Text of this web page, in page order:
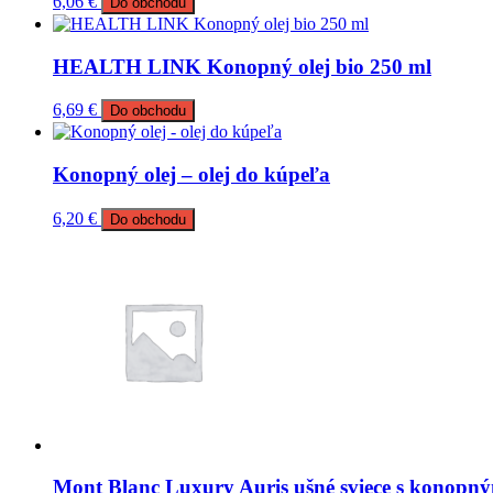
HEALTH LINK Konopný olej bio 250 ml
6,69 € Do obchodu
Konopný olej – olej do kúpeľa
6,20 € Do obchodu
Mont Blanc Luxury Auris ušné sviece s